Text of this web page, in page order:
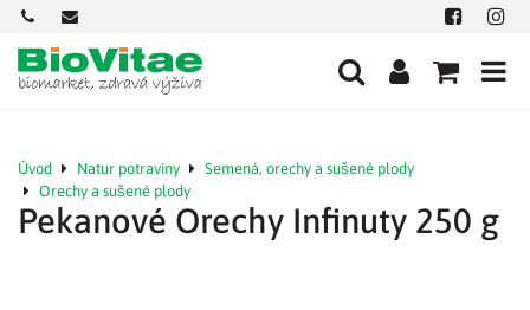
+421
901
712
584
office@biovitae.sk Facebook
Úvod Natur potraviny
Semená, orechy a sušené plody
Orechy a sušené plody
Pekanové Orechy Infinuty 250 g